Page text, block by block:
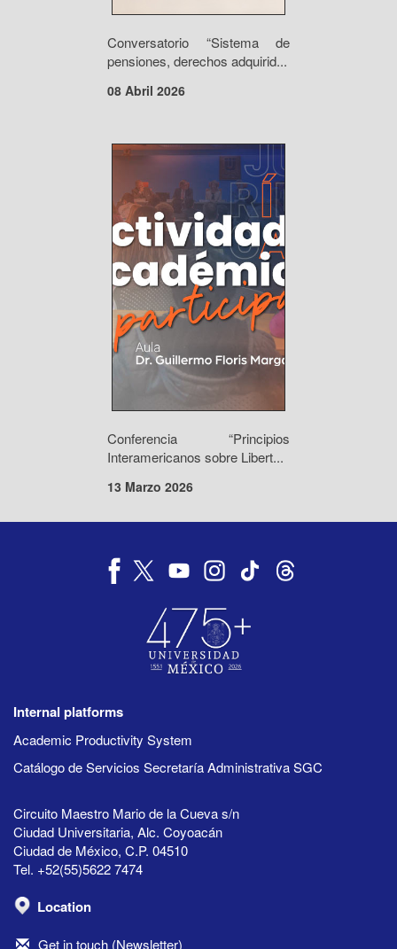
Conversatorio “Sistema de
pensiones, derechos adquirid...
08 Abril 2026
Conferencia “Principios
Interamericanos sobre Libert...
13 Marzo 2026
Internal platforms
Academic Productivity System
Catálogo de Servicios Secretaría Administrativa SGC
Circuito Maestro Mario de la Cueva s/n
Ciudad Universitaria, Alc. Coyoacán
Ciudad de México, C.P. 04510
Tel. +52(55)5622 7474
Location
Get in touch (Newsletter)